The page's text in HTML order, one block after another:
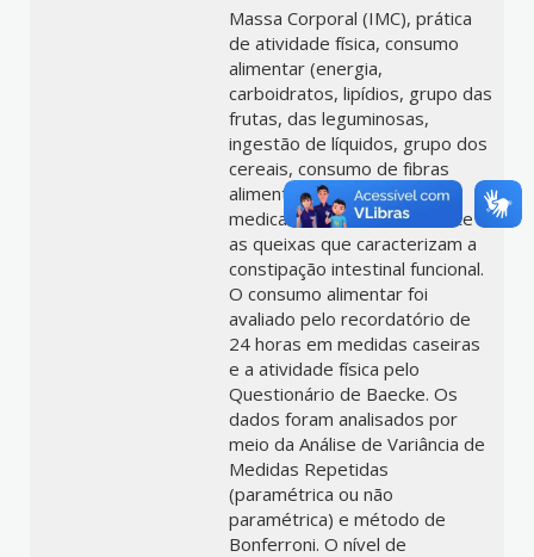
Massa Corporal (IMC), prática
de atividade física, consumo
alimentar (energia,
carboidratos, lipídios, grupo das
frutas, das leguminosas,
ingestão de líquidos, grupo dos
cereais, consumo de fibras
alimentares), uso de
medicamentos total e laxante e
as queixas que caracterizam a
constipação intestinal funcional.
O consumo alimentar foi
avaliado pelo recordatório de
24 horas em medidas caseiras
e a atividade física pelo
Questionário de Baecke. Os
dados foram analisados por
meio da Análise de Variância de
Medidas Repetidas
(paramétrica ou não
paramétrica) e método de
Bonferroni. O nível de